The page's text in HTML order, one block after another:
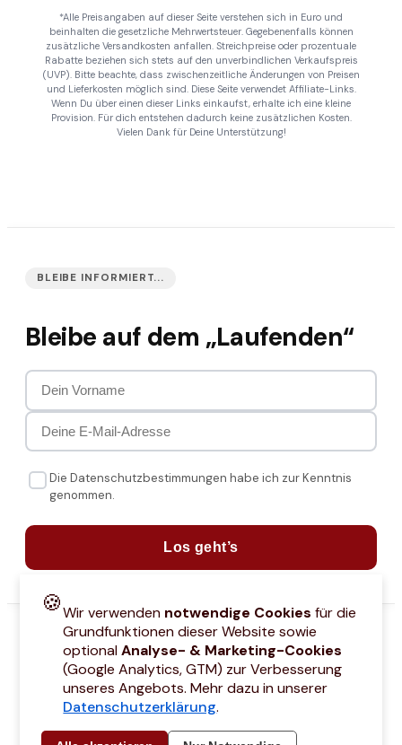
*Alle Preisangaben auf dieser Seite verstehen sich in Euro und
beinhalten die gesetzliche Mehrwertsteuer. Gegebenenfalls können
zusätzliche Versandkosten anfallen. Streichpreise oder prozentuale
Rabatte beziehen sich stets auf den unverbindlichen Verkaufspreis
(UVP). Bitte beachte, dass zwischenzeitliche Änderungen von Preisen
und Lieferkosten möglich sind. Diese Seite verwendet Affiliate-Links.
Wenn Du über einen dieser Links einkaufst, erhalte ich eine kleine
Provision. Für dich entstehen dadurch keine zusätzlichen Kosten.
Vielen Dank für Deine Unterstützung!
BLEIBE INFORMIERT...
Bleibe auf dem „Laufenden“
Die Datenschutzbestimmungen habe ich zur Kenntnis
genommen.
Los geht’s
🍪Wir verwenden notwendige Cookies für die
Grundfunktionen dieser Website sowie
optionalAnalyse- & Marketing-Cookies
(Google Analytics, GTM) zur Verbesserung
unseres Angebots. Mehr dazu in unserer
Datenschutzerklärung.